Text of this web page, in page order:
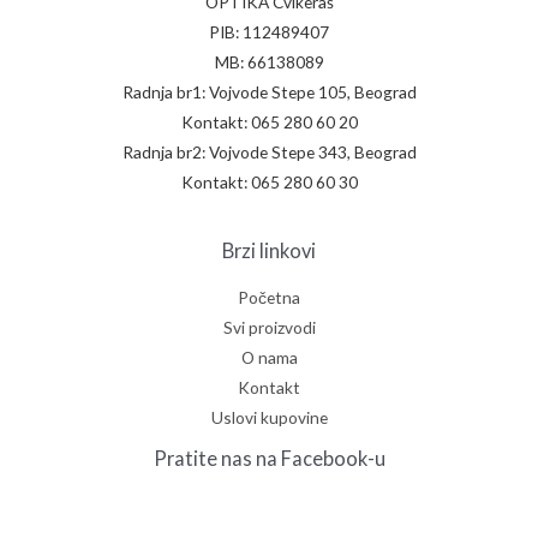
PIB: 112489407
MB: 66138089
Radnja br1: Vojvode Stepe 105, Beograd
Kontakt: 065 280 60 20
Radnja br2: Vojvode Stepe 343, Beograd
Kontakt: 065 280 60 30
Brzi linkovi
Početna
Svi proizvodi
O nama
Kontakt
Uslovi kupovine
Pratite nas na Facebook-u